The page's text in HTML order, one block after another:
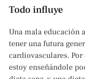
Todo influye
Una mala educación
tener una futura
cardiovasculares.
estoy enseñándole